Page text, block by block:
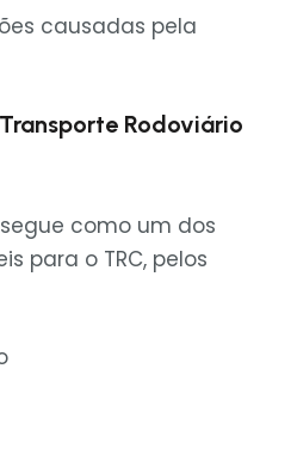
causadas pela
Rodoviário
como um dos
para o TRC, pelos